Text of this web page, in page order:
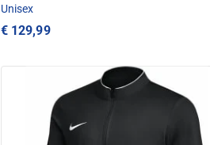
Unisex
€ 129,99